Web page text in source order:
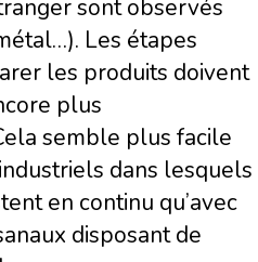
sont observés
Les étapes
les produits doivent
plus
semble plus facile
dans lesquels
en continu qu’avec
disposant de